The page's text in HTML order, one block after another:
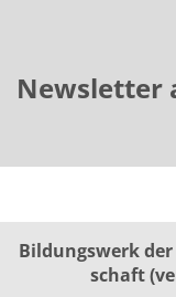
Newsletter
Bildungswerk
schaft